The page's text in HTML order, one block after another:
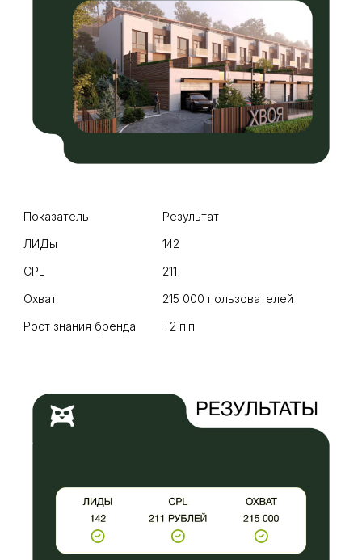
Показатель
Результат
ЛИДы
142
CPL
211
Охват
215 000 пользователей
Рост знания бренда
+2 п.п